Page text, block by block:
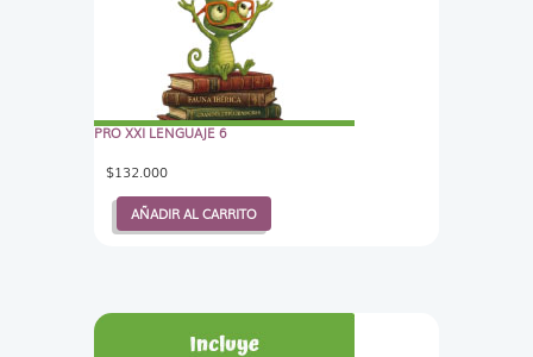
PRO XXI LENGUAJE 6
$132.000
AÑADIR AL CARRITO